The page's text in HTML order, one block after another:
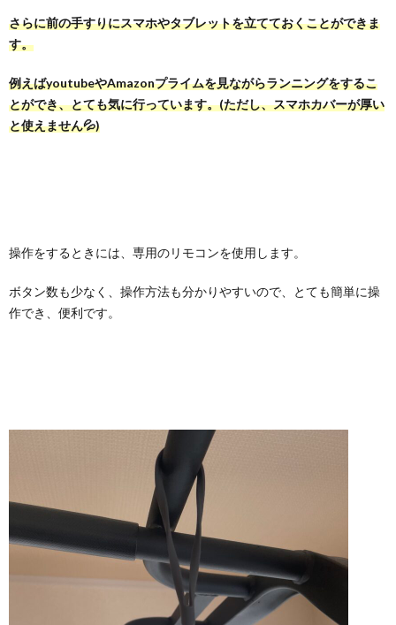
さらに前の手すりにスマホやタブレットを立てておくことができま
す。
例えばyoutubeやAmazonプライムを見ながらランニングをするこ
とができ、とても気に行っています。(ただし、スマホカバーが厚い
と使えません💦)
操作をするときには、専用のリモコンを使用します。
ボタン数も少なく、操作方法も分かりやすいので、とても簡単に操
作でき、便利です。